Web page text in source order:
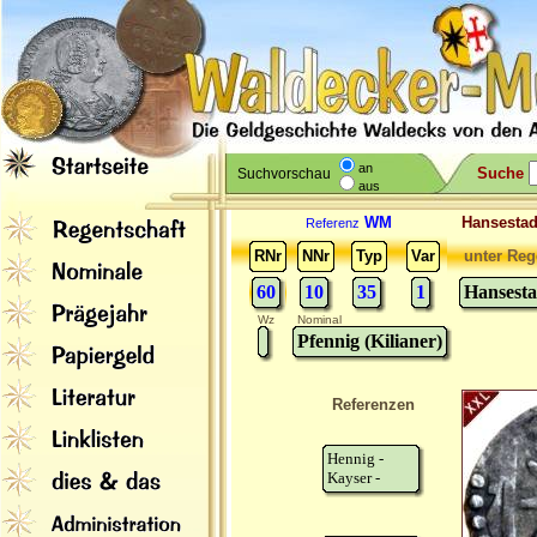
Suchvorschau
an
aus
Suche
Referenz WM
RNr
NNr Typ Var
60 10 35 1
unter
Wz Nominal
Pfennig (Kilianer)
Referenzen
Hennig -
Kayser -